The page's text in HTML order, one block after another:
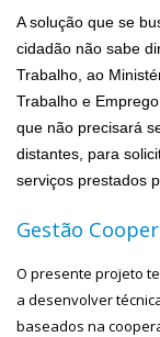
A solução que se
cidadão não sabe
Trabalho, ao
Trabalho e
que não precisará
distantes, para
serviços prestados
Gestão
O presente projeto
a desenvolver
baseados na